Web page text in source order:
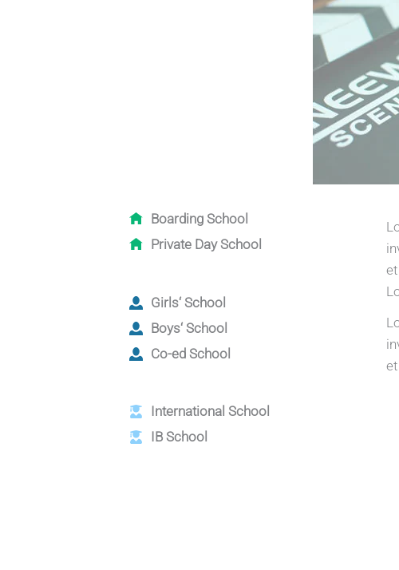
Boarding School
Private Day School
Girls‘ School
Boys‘ School
Co-ed School
International School
IB School